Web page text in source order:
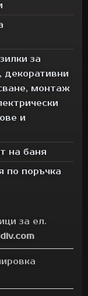
за
декоративни
монтаж
и
на баня
по поръчка
за ел.